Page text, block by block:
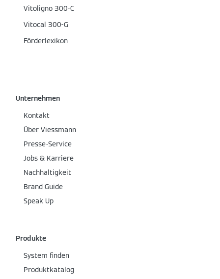
Vitoligno 300-C
Vitocal 300-G
Förderlexikon
Unternehmen
Kontakt
Über Viessmann
Presse-Service
Jobs & Karriere
Nachhaltigkeit
Brand Guide
Speak Up
Produkte
System finden
Produktkatalog